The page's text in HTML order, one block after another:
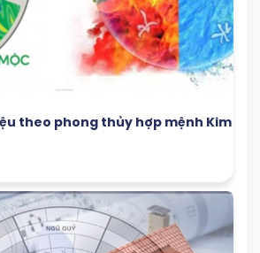
theo phong thủy hợp mệnh Kim